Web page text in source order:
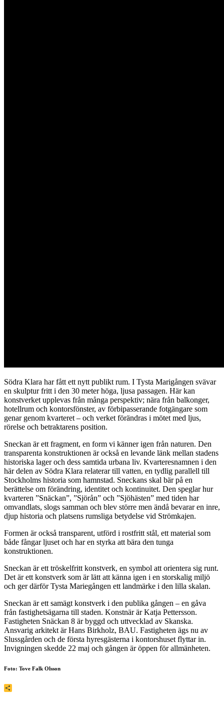
Södra Klara har fått ett nytt publikt rum. I Tysta Marigången svävar
en skulptur fritt i den 30 meter höga, ljusa passagen. Här kan
konstverket upplevas från många perspektiv; nära från balkonger,
hotellrum och kontorsfönster, av förbipasserande fotgängare som
genar genom kvarteret – och verket förändras i mötet med ljus,
rörelse och betraktarens position.
Sneckan är ett fragment, en form vi känner igen från naturen. Den
transparenta konstruktionen är också en levande länk mellan stadens
historiska lager och dess samtida urbana liv. Kvarteresnamnen i den
här delen av Södra Klara relaterar till vatten, en tydlig parallell till
Stockholms historia som hamnstad. Sneckans skal bär på en
berättelse om förändring, identitet och kontinuitet. Den speglar hur
kvarteren ”Snäckan”, ”Sjörån” och ”Sjöhästen” med tiden har
omvandlats, slogs samman och blev större men ändå bevarar en inre,
djup historia och platsens rumsliga betydelse vid Strömkajen.
Formen är också transparent, utförd i rostfritt stål, ett material som
både fångar ljuset och har en styrka att bära den tunga
konstruktionen.
Sneckan är ett tröskelfritt konstverk, en symbol att orientera sig runt.
Det är ett konstverk som är lätt att känna igen i en storskalig miljö
och ger därför Tysta Mariegången ett landmärke i den lilla skalan.
Sneckan är ett samägt konstverk i den publika gången – en gåva
från fastighetsägarna till staden. Konstnär är Katja Pettersson.
Fastigheten Snäckan 8 är byggd och uttvecklad av Skanska.
Ansvarig arkitekt är Hans Birkholz, BAU. Fastigheten ägs nu av
Slussgården och de första hyresgästerna i kontorshuset flyttar in.
Invigningen skedde 22 maj och gången är öppen för allmänheten.
Foto: Tove Falk Olsson